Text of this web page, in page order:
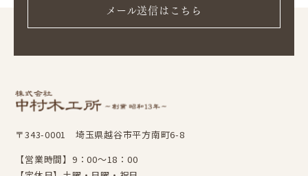
メール送信はこちら
〒343-0001 埼玉県越谷市平方南町6-8
【営業時間】9：00～18：00